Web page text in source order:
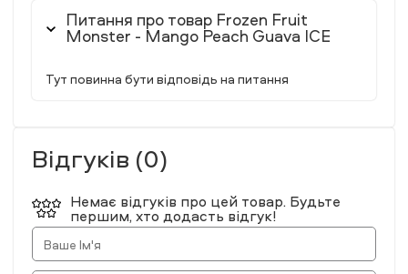
Питання про товар Frozen Fruit
Monster - Mango Peach Guava ICE
Тут повинна бути відповідь на питання
Відгуків (0)
Немає відгуків про цей товар. Будьте
першим, хто додасть відгук!